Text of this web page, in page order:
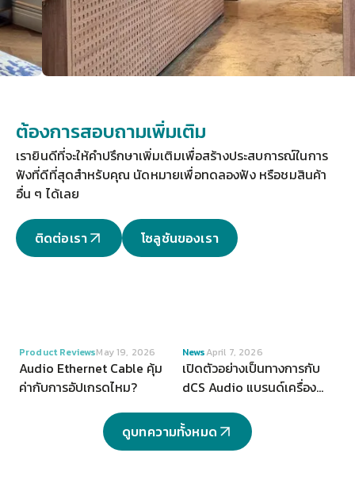
ต้องการสอบถามเพิ่มเติม
เรายินดีที่จะให้คำปรึกษาเพิ่มเติมเพื่อสร้างประสบการณ์ในการ
ฟังที่ดีที่สุดสำหรับคุณ นัดหมายเพื่อทดลองฟัง หรือชมสินค้า
อื่น ๆ ได้เลย
ติดต่อเรา โซลูชันของเรา
VIEW
Product ReviewsMay 19, 2026
Audio Ethernet Cable คุ้ม
ค่ากับการอัปเกรดไหม?
VIEW
NewsApril 7, 2026
เปิดตัวอย่างเป็นทางการกับ
dCS Audio แบรนด์เครื่อง
ราชอาณาจักร
ดูบทความทั้งหมด